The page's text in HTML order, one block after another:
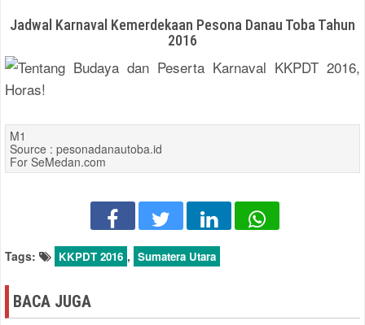
Jadwal Karnaval Kemerdekaan Pesona Danau Toba Tahun
2016
M1
Source : pesonadanautoba.id
For SeMedan.com
Tags: KKPDT 2016 , Sumatera Utara
BACA JUGA